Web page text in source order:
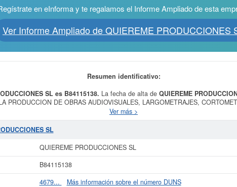
en eInforma y te regalamos el Informe Ampliado de esta
Ver Informe Ampliado de QUIEREME PRODUCCIONES
Resumen identificativo:
SL es B84115138. La fecha de alta de QUIEREME
PRODUCCION DE OBRAS AUDIOVISUALES, LARGOMETRAJES,
Y PROGRAMAS CULTURALES Y DE ENTRETENIMIENTO. LA GESTION Y
empresa está clasificada dentro del CNAE en la categoría 5912 - Actividades
QUIEREME PRODUCCIONES SL
aproximado de esta empresa es de 0 a 3.100 €. La empresa
datos de la empresa QUIEREME PRODUCCIONES SL puede
SL y consultar los resultados de sus años de actividad, así como los balances y
Ver más >
SL
QUIEREME PRODUCCIONES SL
B84115138
4679...
Más información sobre el número DUNS